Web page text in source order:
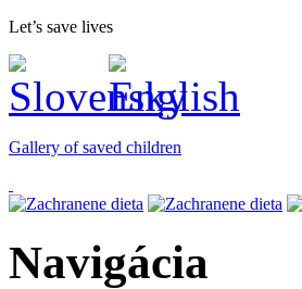
Let’s save lives
Gallery of saved children
Navigácia